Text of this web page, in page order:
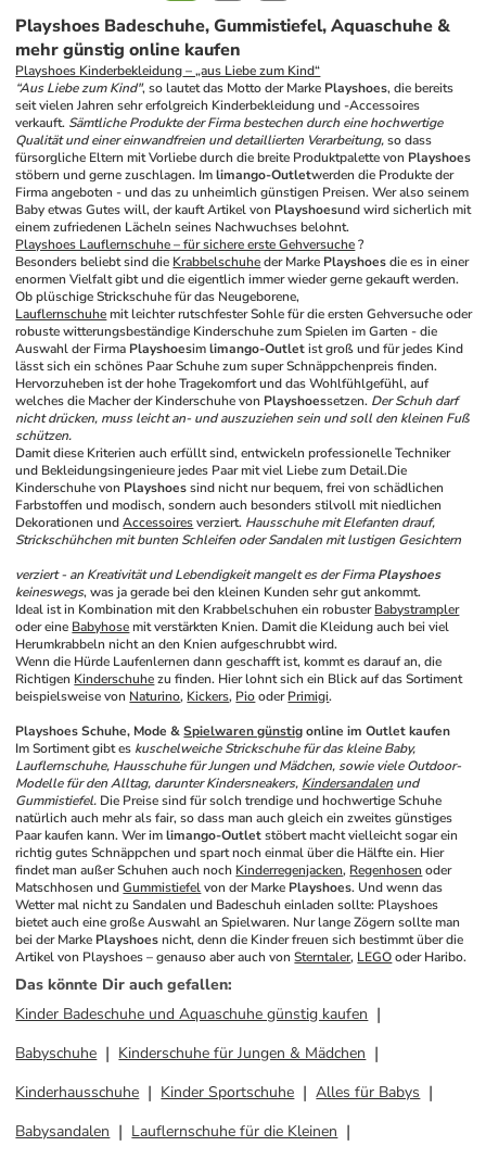
Playshoes Badeschuhe, Gummistiefel, Aquaschuhe &
mehr günstig online kaufen
Playshoes Kinderbekleidung – „aus Liebe zum Kind“
“Aus Liebe zum Kind", so lautet das Motto der Marke Playshoes, die bereits
seit vielen Jahren sehr erfolgreich Kinderbekleidung und -Accessoires
verkauft. Sämtliche Produkte der Firma bestechen durch eine hochwertige
Qualität und einer einwandfreien und detaillierten Verarbeitung, so dass
fürsorgliche Eltern mit Vorliebe durch die breite Produktpalette von Playshoes
stöbern und gerne zuschlagen. Im limango-Outletwerden die Produkte der
Firma angeboten - und das zu unheimlich günstigen Preisen. Wer also seinem
Baby etwas Gutes will, der kauft Artikel von Playshoesund wird sicherlich mit
einem zufriedenen Lächeln seines Nachwuchses belohnt.
Playshoes Lauflernschuhe – für sichere erste Gehversuche ?
Besonders beliebt sind die Krabbelschuhe der Marke Playshoes die es in einer
enormen Vielfalt gibt und die eigentlich immer wieder gerne gekauft werden.
Ob plüschige Strickschuhe für das Neugeborene,
Lauflernschuhe mit leichter rutschfester Sohle für die ersten Gehversuche oder
robuste witterungsbeständige Kinderschuhe zum Spielen im Garten - die
Auswahl der Firma Playshoesim limango-Outlet ist groß und für jedes Kind
lässt sich ein schönes Paar Schuhe zum super Schnäppchenpreis finden.
Hervorzuheben ist der hohe Tragekomfort und das Wohlfühlgefühl, auf
welches die Macher der Kinderschuhe von Playshoessetzen. Der Schuh darf
nicht drücken, muss leicht an- und auszuziehen sein und soll den kleinen Fuß
schützen.
Damit diese Kriterien auch erfüllt sind, entwickeln professionelle Techniker
und Bekleidungsingenieure jedes Paar mit viel Liebe zum Detail.Die
Kinderschuhe von Playshoes sind nicht nur bequem, frei von schädlichen
Farbstoffen und modisch, sondern auch besonders stilvoll mit niedlichen
Dekorationen und Accessoires verziert. Hausschuhe mit Elefanten drauf,
Strickschühchen mit bunten Schleifen oder Sandalen mit lustigen Gesichtern
verziert - an Kreativität und Lebendigkeit mangelt es der Firma Playshoes
keineswegs, was ja gerade bei den kleinen Kunden sehr gut ankommt.
Ideal ist in Kombination mit den Krabbelschuhen ein robuster Babystrampler
oder eine Babyhose mit verstärkten Knien. Damit die Kleidung auch bei viel
Herumkrabbeln nicht an den Knien aufgeschrubbt wird.
Wenn die Hürde Laufenlernen dann geschafft ist, kommt es darauf an, die
Richtigen Kinderschuhe zu finden. Hier lohnt sich ein Blick auf das Sortiment
beispielsweise von Naturino, Kickers, Pio oder Primigi.
Playshoes Schuhe, Mode & Spielwaren günstig online im Outlet kaufen
Im Sortiment gibt es kuschelweiche Strickschuhe für das kleine Baby,
Lauflernschuhe, Hausschuhe für Jungen und Mädchen, sowie viele Outdoor-
Modelle für den Alltag, darunter Kindersneakers, Kindersandalen und
Gummistiefel. Die Preise sind für solch trendige und hochwertige Schuhe
natürlich auch mehr als fair, so dass man auch gleich ein zweites günstiges
Paar kaufen kann. Wer im limango-Outlet stöbert macht vielleicht sogar ein
richtig gutes Schnäppchen und spart noch einmal über die Hälfte ein. Hier
findet man außer Schuhen auch noch Kinderregenjacken, Regenhosen oder
Matschhosen und Gummistiefel von der Marke Playshoes. Und wenn das
Wetter mal nicht zu Sandalen und Badeschuh einladen sollte: Playshoes
bietet auch eine große Auswahl an Spielwaren. Nur lange Zögern sollte man
bei der Marke Playshoes nicht, denn die Kinder freuen sich bestimmt über die
Artikel von Playshoes – genauso aber auch von Sterntaler, LEGO oder Haribo.
Das könnte Dir auch gefallen:
Kinder Badeschuhe und Aquaschuhe günstig kaufen
Babyschuhe
Kinderschuhe für Jungen & Mädchen
Kinderhausschuhe
Kinder Sportschuhe
Alles für Babys
Babysandalen
Lauflernschuhe für die Kleinen